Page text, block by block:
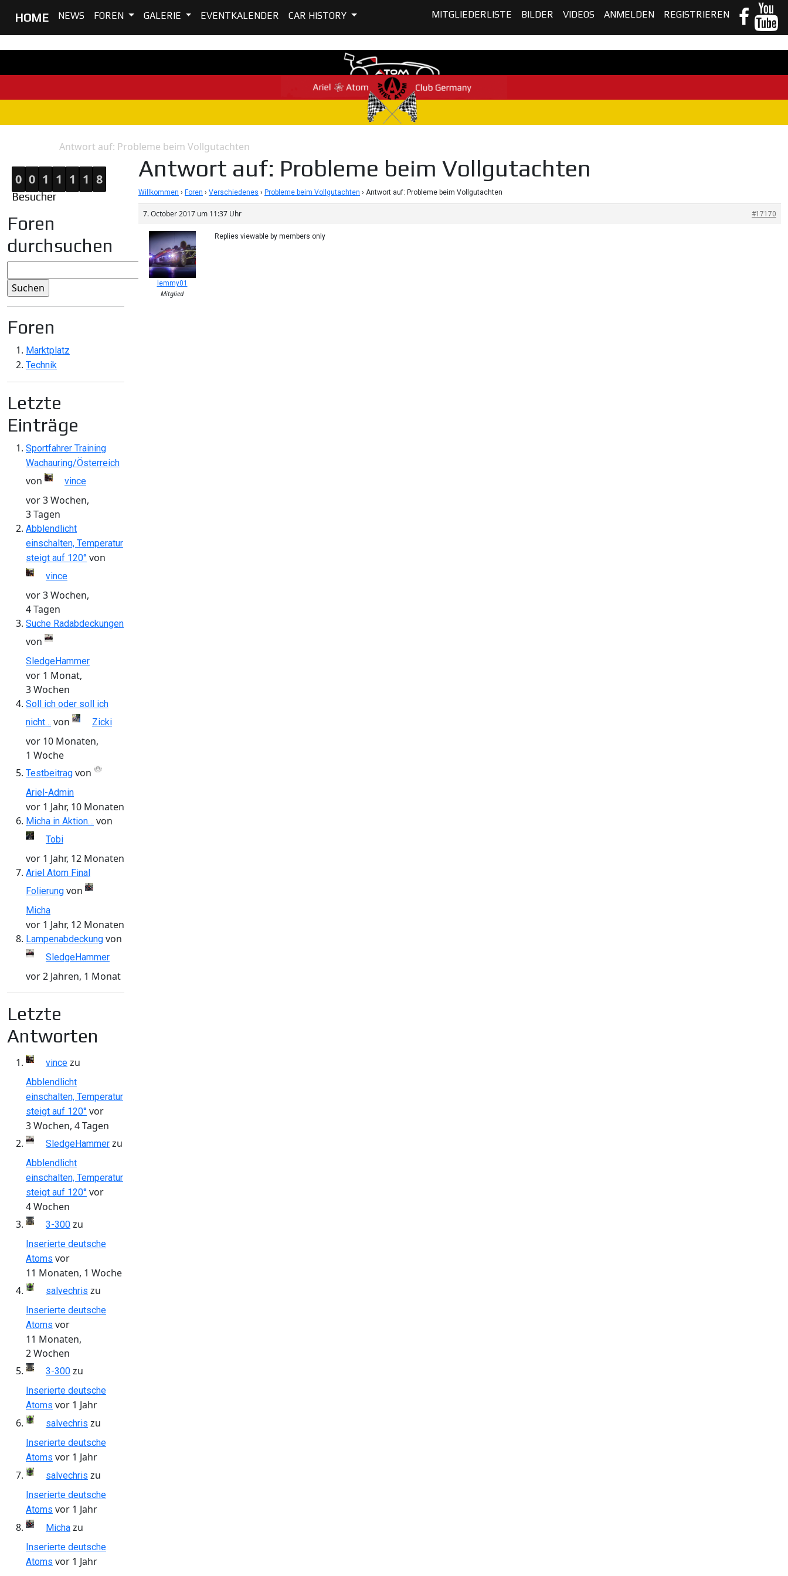
HOME NEWS FOREN GALERIE EVENTKALENDER CAR HISTORY MITGLIEDERLISTE BILDER VIDEOS ANMELDEN REGISTRIEREN
Antwort auf: Probleme beim Vollgutachten
0 0 1 1 1 1 8
Besucher
Foren
durchsuchen
Foren
Marktplatz
Technik
Letzte
Einträge
Sportfahrer Training
Wachauring/Österreich
von vince
vor 3 Wochen,
3 Tagen
Abblendlicht
einschalten, Temperatur
steigt auf 120° von
vince
vor 3 Wochen,
4 Tagen
Suche Radabdeckungen
von
SledgeHammer
vor 1 Monat,
3 Wochen
Soll ich oder soll ich
nicht… von Zicki
vor 10 Monaten,
1 Woche
Testbeitrag von
Ariel-Admin
vor 1 Jahr, 10 Monaten
Micha in Aktion… von
Tobi
vor 1 Jahr, 12 Monaten
Ariel Atom Final
Folierung von
Micha
vor 1 Jahr, 12 Monaten
Lampenabdeckung von
SledgeHammer
vor 2 Jahren, 1 Monat
Letzte
Antworten
vince zu
Abblendlicht
einschalten, Temperatur
steigt auf 120° vor
3 Wochen, 4 Tagen
SledgeHammer zu
Abblendlicht
einschalten, Temperatur
steigt auf 120° vor
4 Wochen
3-300 zu
Inserierte deutsche
Atoms vor
11 Monaten, 1 Woche
salvechris zu
Inserierte deutsche
Atoms vor
11 Monaten,
2 Wochen
3-300 zu
Inserierte deutsche
Atoms vor 1 Jahr
salvechris zu
Inserierte deutsche
Atoms vor 1 Jahr
salvechris zu
Inserierte deutsche
Atoms vor 1 Jahr
Micha zu
Inserierte deutsche
Atoms vor 1 Jahr
Antwort auf: Probleme beim Vollgutachten
Willkommen › Foren › Verschiedenes › Probleme beim Vollgutachten › Antwort auf: Probleme beim Vollgutachten
7. October 2017 um 11:37 Uhr #17170
lemmy01
Mitglied
Replies viewable by members only